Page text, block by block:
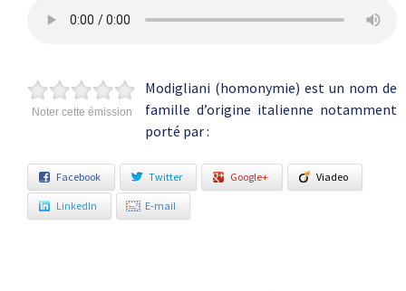
Noter cette émission
Modigliani (homonymie) est un nom de
famille d’origine italienne notamment
porté par :
Facebook Twitter Google+ Viadeo
LinkedIn E-mail